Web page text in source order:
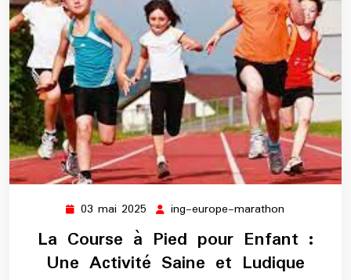
03 mai 2025 03
mai
2025
ing-europe-marathon
europe-
marathon
La Course à Pied pour Enfant :
Une Activité Saine et Ludique